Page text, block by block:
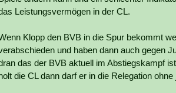
Leistungsvermögen in der CL.
Klopp den BVB in die Spur bekommt
und haben dann auch gegen
das der BVB aktuell im Abstiegskampf
die CL dann darf er in die Relegation